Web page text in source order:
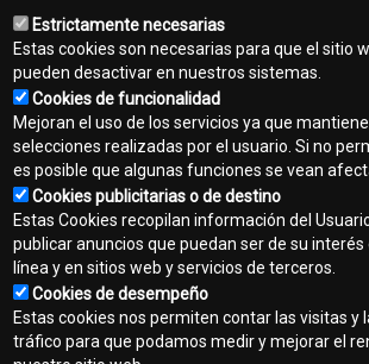
Footer
menu
Contacto
Mapa del sitio
Normas de privacidad
Aviso legal
Estrictamente necesarias
Estas cookies son necesarias para que el sitio
pueden desactivar en nuestros sistemas.
Cookies de funcionalidad
Mejoran el uso de los servicios ya que
selecciones realizadas por el usuario. Si no
es posible que algunas funciones se vean
Cookies publicitarias o de destino
Estas Cookies recopilan información del
publicar anuncios que puedan ser de su interés
línea y en sitios web y servicios de terceros.
Cookies de desempeño
Estas cookies nos permiten contar las visitas y
tráfico para que podamos medir y mejorar el